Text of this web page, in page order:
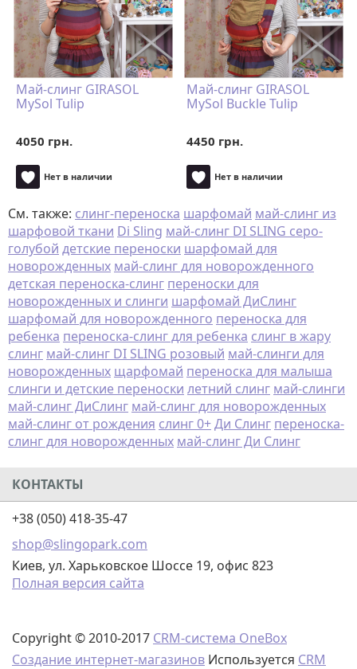
Май-слинг GIRASOL
MySol Tulip
4050 грн.
Нет в наличии
Май-слинг GIRASOL
MySol Buckle Tulip
4450 грн.
Нет в наличии
См. также: слинг-переноска шарфомай май-слинг из
шарфовой ткани Di Sling май-слинг DI SLING серо-
голубой детские переноски шарфомай для
новорожденных май-слинг для новорожденного
детская переноска-слинг переноски для
новорожденных и слинги шарфомай ДиСлинг
шарфомай для новорожденного переноска для
ребенка переноска-слинг для ребенка слинг в жару
слинг май-слинг DI SLING розовый май-слинги для
новорожденных щарфомай переноска для малыша
слинги и детские переноски летний слинг май-слинги
май-слинг ДиСлинг май-слинг для новорожденных
май-слинг от рождения слинг 0+Ди Слинг переноска-
слинг для новорожденных май-слинг Ди Слинг
КОНТАКТЫ
+38 (050) 418-35-47
shop@slingopark.com
Киев, ул. Харьковское Шоссе 19, офис 823
Полная версия сайта
Copyright © 2010-2017 CRM-система OneBox
Создание интернет-магазинов Используется CRM